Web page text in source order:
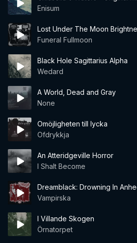
Enisum
Lost Under The Moon
Funeral Fullmoon
Black Hole Sagittarius Alpha
Wedard
A World, Dead and Gray
None
Omöjligheten till lycka
Ofdrykkja
An Atteridgeville Horror
I Shalt Become
Dreamblack: Drowning In
Vampirska
I Villande Skogen
Örnatorpet